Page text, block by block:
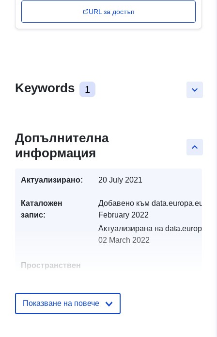
URL за достъп
keyboard_arrow_down
Keywords 1
keyboard_arrow_up
Допълнителна
информация
Актуализирано: 20 July 2021
Каталожен
запис:
Добавено към data.europa.eu:
February 2022
Актуализирана на
02 March 2022
Пространствен
Идентификатор
и:
http://catalogue.geo-
ide.developpement-
Показване на повече